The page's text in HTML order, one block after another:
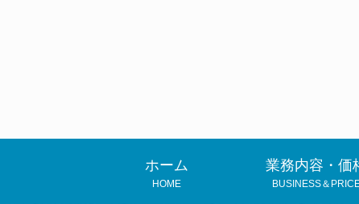
ホーム
HOME
業務内容・価
BUSINESS＆